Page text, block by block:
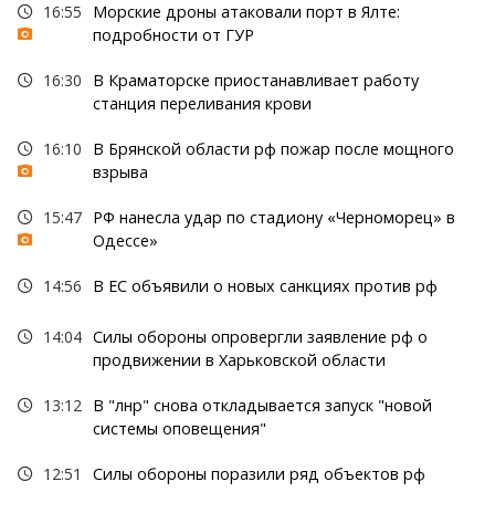
16:55
Морские дроны атаковали порт в Ялте:
подробности от ГУР
16:30
В Краматорске приостанавливает работу
станция переливания крови
16:10
В Брянской области рф пожар после мощного
взрыва
15:47 РФ нанесла удар по стадиону «Черноморец» в
Одессе»
14:56 В ЕС объявили о новых санкциях против рф
14:04 Силы обороны опровергли заявление рф о
продвижении в Харьковской области
13:12 В "лнр" снова откладывается запуск "новой
системы оповещения"
12:51 Силы обороны поразили ряд объектов рф